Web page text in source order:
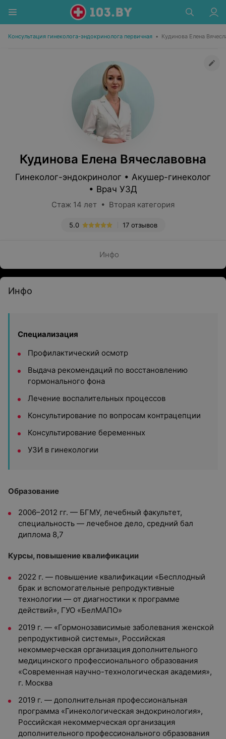
Консультация гинеколога-эндокринолога первичная • Кудинова Елена
Кудинова Елена Вячеславовна
Гинеколог-эндокринолог • Акушер-гинеколог
• Врач УЗД
Стаж 14 лет • Вторая категория
17 отзывов
5.0
Инфо
Инфо
Специализация
Профилактический осмотр
Выдача рекомендаций по восстановлению
гормонального фона
Лечение воспалительных процессов
Консультирование по вопросам контрацепции
Консультирование беременных
УЗИ в гинекологии
Образование
2006–2012 гг. — БГМУ, лечебный факультет,
специальность — лечебное дело, средний бал
диплома 8,7
Курсы, повышение квалификации
2022 г. — повышение квалификации «Бесплодный
брак и вспомогательные репродуктивные
технологии — от диагностики к программе
действий», ГУО «БелМАПО»
2019 г. — «Гормонозависимые заболевания женской
репродуктивной системы», Российская
некоммерческая организация дополнительного
медицинского профессионального образования
«Современная научно-технологическая академия»,
г. Москва
2019 г. — дополнительная профессиональная
программа «Гинекологическая эндокринология»,
Российская некоммерческая организация
дополнительного профессионального образования